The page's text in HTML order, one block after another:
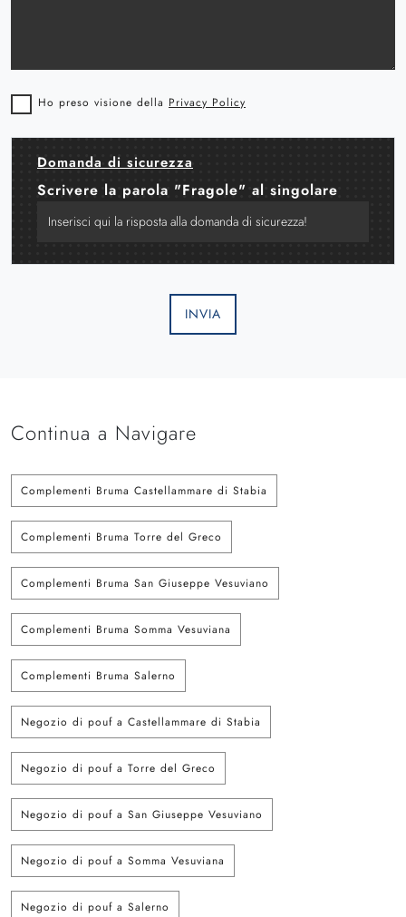
Ho preso visione della Privacy Policy
Domanda di sicurezza
Scrivere la parola "Fragole" al singolare
INVIA
Continua a Navigare
Complementi Bruma Castellammare di Stabia
Complementi Bruma Torre del Greco
Complementi Bruma San Giuseppe Vesuviano
Complementi Bruma Somma Vesuviana
Complementi Bruma Salerno
Negozio di pouf a Castellammare di Stabia
Negozio di pouf a Torre del Greco
Negozio di pouf a San Giuseppe Vesuviano
Negozio di pouf a Somma Vesuviana
Negozio di pouf a Salerno